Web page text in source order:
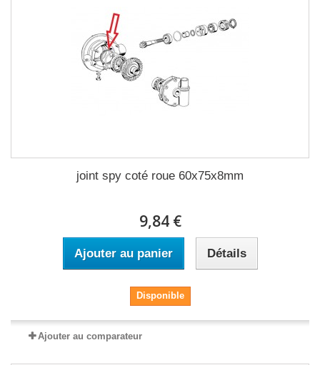
joint spy coté roue 60x75x8mm
9,84 €
Ajouter au panier Détails
Disponible
Ajouter au comparateur